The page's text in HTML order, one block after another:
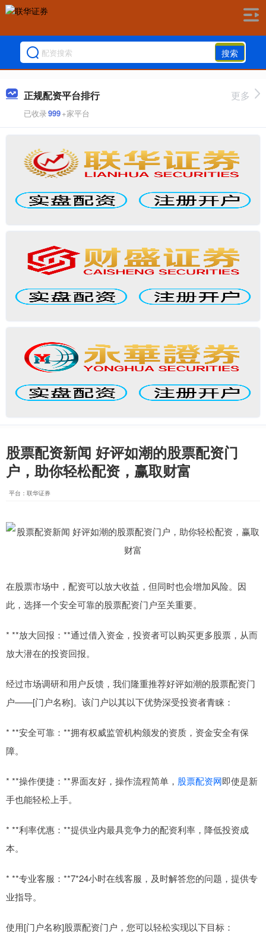
搜索
正规配资平台排行
已收录999+家平台
更多
股票配资新闻 好评如潮的股票配资门
户，助你轻松配资，赢取财富
平台：联华证券
在股票市场中，配资可以放大收益，但同时也会增加风险。因
此，选择一个安全可靠的股票配资门户至关重要。
* **放大回报：**通过借入资金，投资者可以购买更多股票，从而
放大潜在的投资回报。
经过市场调研和用户反馈，我们隆重推荐好评如潮的股票配资门
户——[门户名称]。该门户以其以下优势深受投资者青睐：
* **安全可靠：**拥有权威监管机构颁发的资质，资金安全有保
障。
* **操作便捷：**界面友好，操作流程简单， 股票配资网即使是新
手也能轻松上手。
* **利率优惠：**提供业内最具竞争力的配资利率，降低投资成
本。
* **专业客服：**7*24小时在线客服，及时解答您的问题，提供专
业指导。
使用[门户名称]股票配资门户，您可以轻松实现以下目标：